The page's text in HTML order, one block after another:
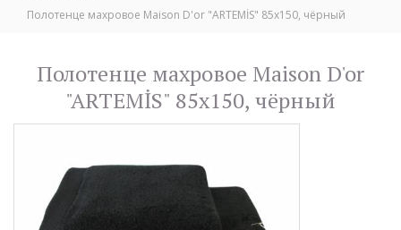
Полотенце махровое Maison D'or "ARTEMİS" 85х150, чёрный
Полотенце махровое Maison D'or
"ARTEMİS" 85х150, чёрный